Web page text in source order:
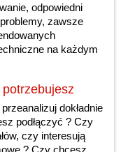
odpowiedni
zawsze
na każdym
dokładnie
podłączyć ? Czy
czy interesują
? Czy chcesz